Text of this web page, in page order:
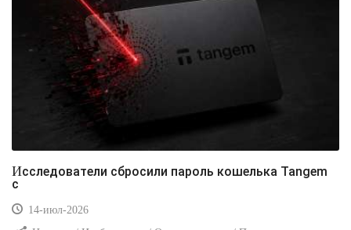
Исследователи сбросили пароль кошелька Tangem
с
14-июл-2026